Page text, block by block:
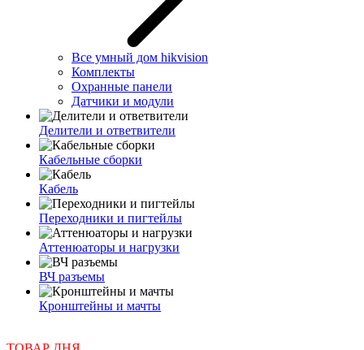
Все умный дом hikvision
Комплекты
Охранные панели
Датчики и модули
Делители и ответвители
Кабельные сборки
Кабель
Переходники и пигтейлы
Аттенюаторы и нагрузки
ВЧ разъемы
Кронштейны и мачты